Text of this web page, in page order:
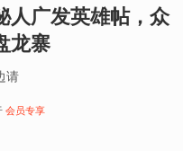
人广发英雄帖，众
龙寨
请
会员专享